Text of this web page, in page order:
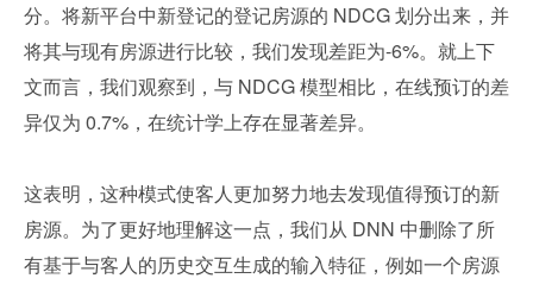
分。将新平台中新登记的登记房源的 NDCG 划分出来，并
将其与现有房源进行比较，我们发现差距为-6%。就上下
文而言，我们观察到，与 NDCG 模型相比，在线预订的差
异仅为 0.7%，在统计学上存在显著差异。
这表明，这种模式使客人更加努力地去发现值得预订的新
房源。为了更好地理解这一点，我们从 DNN 中删除了所
有基于与客人的历史交互生成的输入特征，例如一个房源